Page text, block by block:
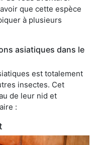
que cette espèce
à plusieurs
asiatiques dans le
est totalement
insectes. Cet
de leur nid et
: